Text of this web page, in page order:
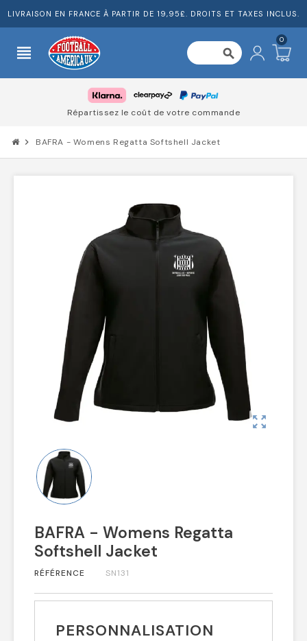
LIVRAISON EN FRANCE À PARTIR DE 19,95£. DROITS ET TAXES INCLUS.
view_headline search
0
Répartissez le coût de votre commande
chevron_right BAFRA - Womens Regatta Softshell Jacket
zoom_out_map
BAFRA - Womens Regatta
Softshell Jacket
RÉFÉRENCE SN131
PERSONNALISATION